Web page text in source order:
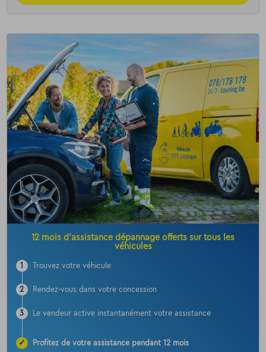
12 mois d’assistance dépannage offerts sur tous les
véhicules
1 Trouvez votre véhicule
2 Rendez-vous dans votre concession
3 Le vendeur active instantanément votre assistance
✓
Profitez de votre assistance pendant 12 mois